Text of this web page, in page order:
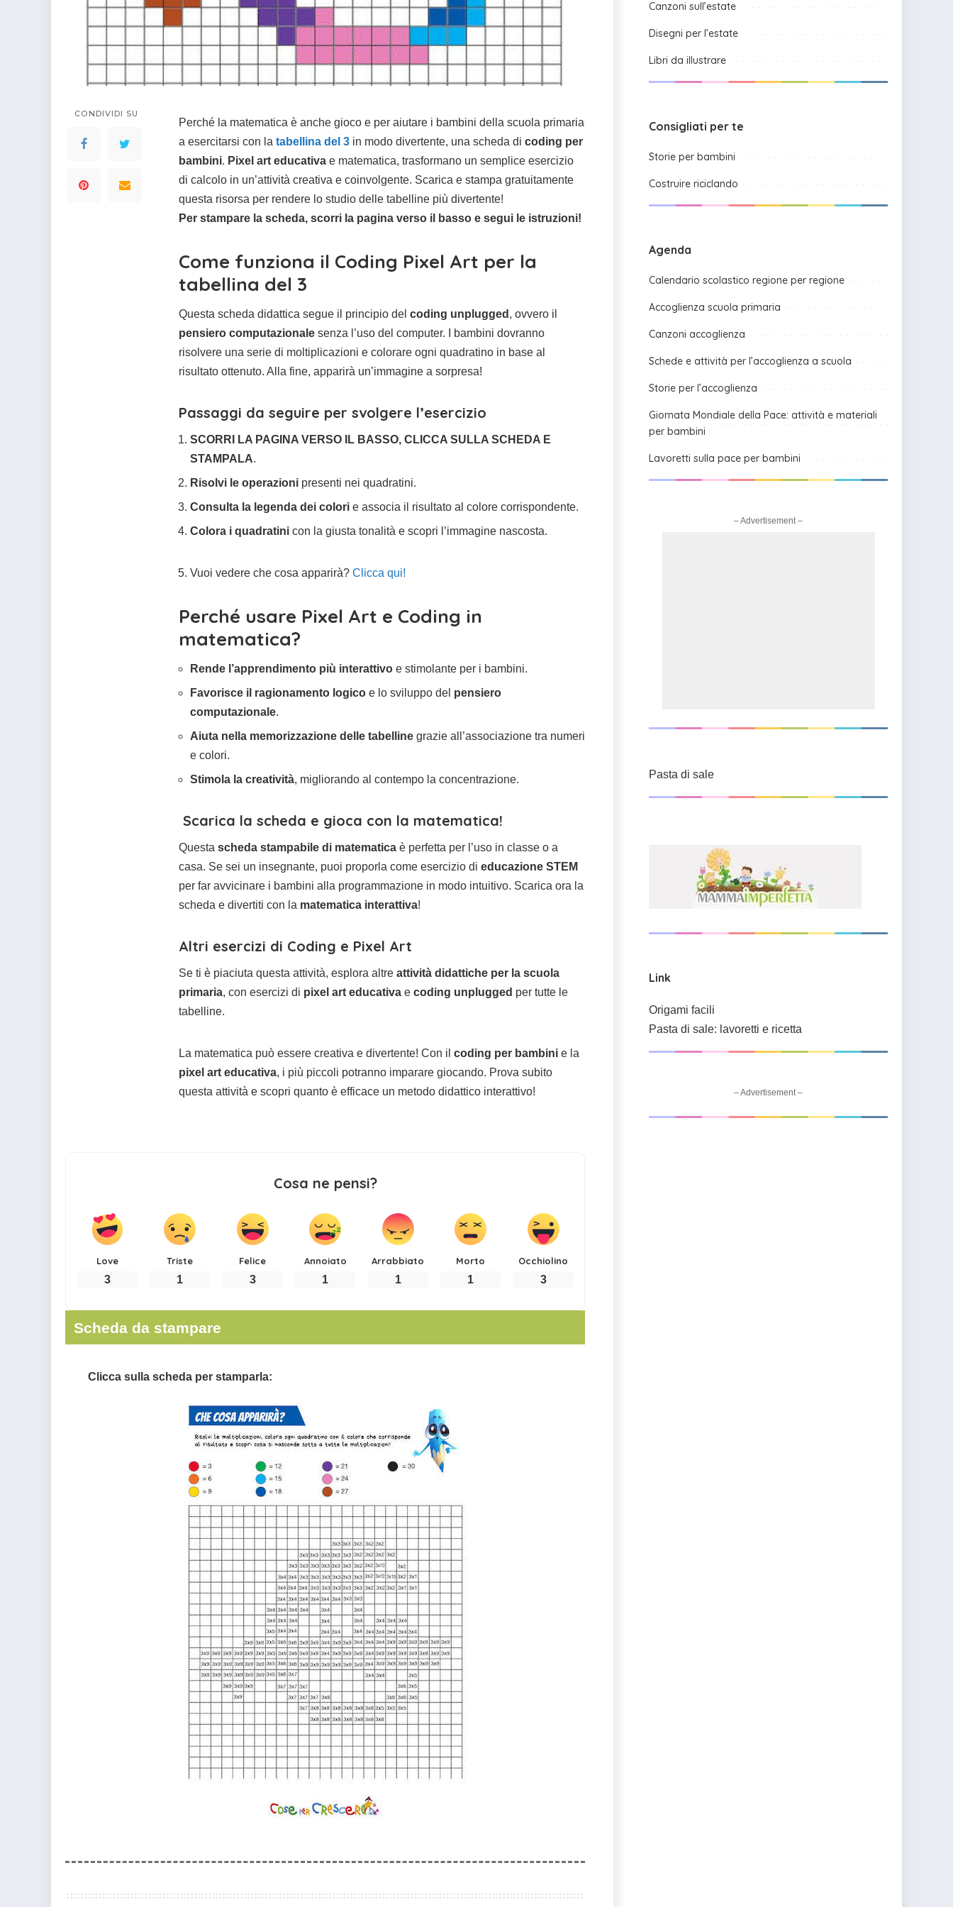
colorare
Supereroi da colorare
DIsegni di Avengers da
colorare
Disegni per il catechismo
Disegni Kawaii da
CONDIVIDI SU
Perché la matematica è anche gioco e per aiutare i bambini della scuola primaria
a esercitarsi con la tabellina del 3 in modo divertente, una scheda di coding per
bambini. Pixel art educativa e matematica, trasformano un semplice esercizio
di calcolo in un’attività creativa e coinvolgente. Scarica e stampa gratuitamente
questa risorsa per rendere lo studio delle tabelline più divertente!
Per stampare la scheda, scorri la pagina verso il basso e segui le istruzioni!
Come funziona il Coding Pixel Art per la
tabellina del 3
Questa scheda didattica segue il principio del coding unplugged , ovvero il
pensiero computazionale senza l’uso del computer. I bambini dovranno
risolvere una serie di moltiplicazioni e colorare ogni quadratino in base al
risultato ottenuto. Alla fine, apparirà un’immagine a sorpresa!
Passaggi da seguire per svolgere l’esercizio
SCORRI LA PAGINA VERSO IL BASSO, CLICCA SULLA SCHEDA E
STAMPALA.
Risolvi le operazioni presenti nei quadratini.
Consulta la legenda dei colori e associa il risultato al colore corrispondente.
Colora i quadratini con la giusta tonalità e scopri l’immagine nascosta.
Vuoi vedere che cosa apparirà? Clicca qui!
Perché usare Pixel Art e Coding in
matematica?
Rende l’apprendimento più interattivo e stimolante per i bambini.
Favorisce il ragionamento logico e lo sviluppo del pensiero
computazionale.
Aiuta nella memorizzazione delle tabelline grazie all’associazione tra numeri
e colori.
Stimola la creatività, migliorando al contempo la concentrazione.
Scarica la scheda e gioca con la matematica!
Questa scheda stampabile di matematica è perfetta per l’uso in classe o a
casa. Se sei un insegnante, puoi proporla come esercizio di educazione STEM
per far avvicinare i bambini alla programmazione in modo intuitivo. Scarica ora la
scheda e divertiti con la matematica interattiva!
Altri esercizi di Coding e Pixel Art
Se ti è piaciuta questa attività, esplora altre attività didattiche per la scuola
primaria, con esercizi di pixel art educativa e coding unplugged per tutte le
tabelline.
La matematica può essere creativa e divertente! Con il coding per bambini e la
pixel art educativa, i più piccoli potranno imparare giocando. Prova subito
questa attività e scopri quanto è efficace un metodo didattico interattivo!
Cosa ne pensi?
Love
3
Triste
1
Felice
3
Annoiato
1
Arrabbiato
1
Morto
1
Occhiolino
3
Scheda da stampare
Clicca sulla scheda per stamparla:
Canzoni sull’estate
Disegni per l’estate
Libri da illustrare
Consigliati per te
Storie per bambini
Costruire riciclando
Agenda
Calendario scolastico regione per regione
Accoglienza scuola primaria
Canzoni accoglienza
Schede e attività per l’accoglienza a scuola
Storie per l’accoglienza
Giornata Mondiale della Pace: attività e materiali
per bambini
Lavoretti sulla pace per bambini
– Advertisement –
Pasta di sale
Link
Origami facili
Pasta di sale: lavoretti e ricetta
– Advertisement –